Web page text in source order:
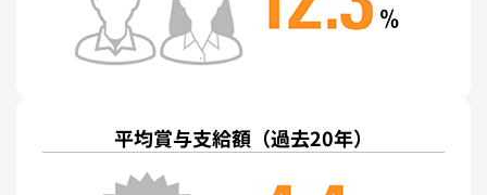
平均賞与支給額 （過去20年）